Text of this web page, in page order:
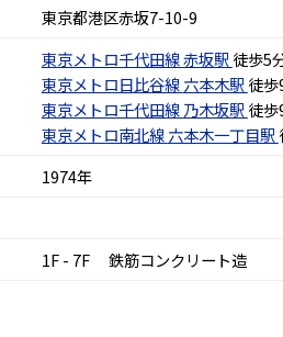
東京都港区赤坂7-10-9
東京メトロ千代田線赤坂駅 徒歩5
東京メトロ日比谷線六本木駅 徒
東京メトロ千代田線乃木坂駅 徒
東京メトロ南北線六本木一丁目駅
1974年
1F - 7F 鉄筋コンクリート造